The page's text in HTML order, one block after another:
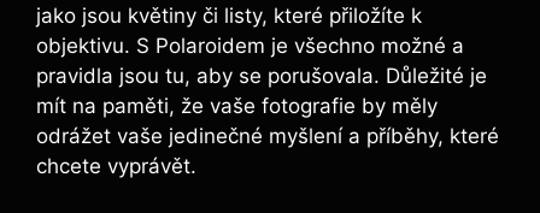
jako jsou⁤ květiny či listy, které přiložíte k
objektivu. S Polaroidem je všechno ⁤možné ‌a
pravidla jsou tu, ​aby se‍ porušovala. Důležité‍ je
mít⁢ na paměti, ⁣že⁣ vaše ⁤fotografie ​by měly
odrážet vaše jedinečné myšlení a příběhy, které​
chcete vyprávět.